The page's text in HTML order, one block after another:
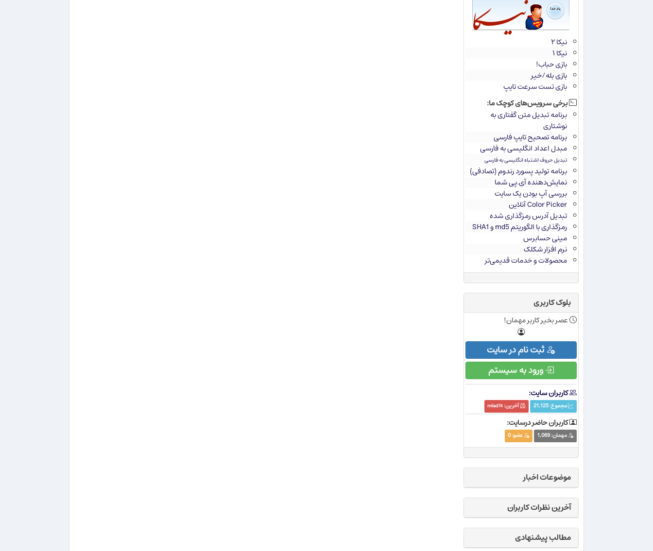
نیکا ۲
نیکا ۱
بازی حباب!
بازی بله/خیر
بازی تست سرعت تایپ
برخی سرویس‌های کوچک ما:
برنامه تبدیل متن گفتاری به
نوشتاری
برنامه تصحیح تایپ فارسی
مبدل اعداد انگلیسی به فارسی
تبدیل حروف اشتباه انگلیسی به فارسی
برنامه تولید پسورد رندوم (تصادفی)
نمایش‌دهنده آی.پی شما
بررسی آپ بودن یک سایت
Color Picker آنلاین
تبدیل آدرس رمزگذاری شده
رمزگذاری با الگوریتم md5 و SHA1
مینی حسابرس
نرم افزار شکلک
محصولات و خدمات قدیمی‌تر
بلوک کاربری
عصر بخیر کاربر مهمان!
ثبت نام در سایت
ورود به سیستم
کاربران سایت:
مجموع:21,125 آخرین:milad74
کاربران حاضر درسایت:
مهمان:1,069 عضو:0
موضوعات اخبار
آخرین نظرات کاربران
مطالب پیشنهادی